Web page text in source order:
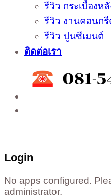
รีวิว กระเบื้องห
รีวิว งานคอนกรี
รีวิว ปูนซีเมนต์
ติดต่อเรา
Login
No apps configured.
administrator.